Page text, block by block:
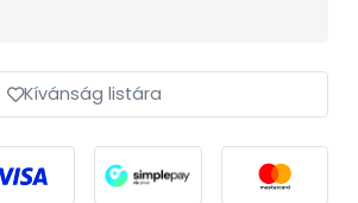
Kívánság listára